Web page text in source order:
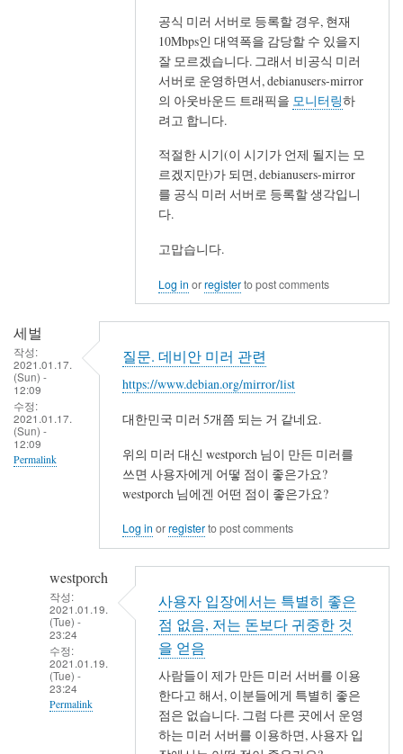
공식 미러 서버로 등록할 경우, 현재
10Mbps인 대역폭을 감당할 수 있을지
잘 모르겠습니다. 그래서 비공식 미러
서버로 운영하면서, debianusers-mirror
의 아웃바운드 트래픽을 모니터링하
려고 합니다.
적절한 시기(이 시기가 언제 될지는 모
르겠지만)가 되면, debianusers-mirror
를 공식 미러 서버로 등록할 생각입니
다.
고맙습니다.
Log in orregisterto post comments
세벌
작성:
2021.01.17.
(Sun) -
12:09
수정:
2021.01.17.
(Sun) -
12:09
Permalink
질문. 데비안 미러 관련
https://www.debian.org/mirror/list
대한민국 미러 5개쯤 되는 거 같네요.
위의 미러 대신 westporch 님이 만든 미러를
쓰면 사용자에게 어떻 점이 좋은가요?
westporch 님에겐 어떤 점이 좋은가요?
Log in orregisterto post comments
westporch
작성:
2021.01.19.
(Tue) -
23:24
수정:
2021.01.19.
(Tue) -
23:24
Permalink
사용자 입장에서는 특별히 좋은
점 없음, 저는 돈보다 귀중한 것
을 얻음
사람들이 제가 만든 미러 서버를 이용
한다고 해서, 이분들에게 특별히 좋은
점은 없습니다. 그럼 다른 곳에서 운영
하는 미러 서버를 이용하면, 사용자 입